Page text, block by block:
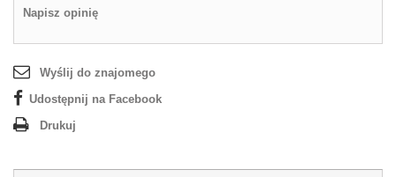
Napisz opinię
Wyślij do znajomego
Udostępnij na Facebook
Drukuj